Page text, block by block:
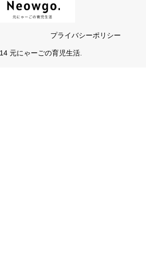
プライバシーポリシー
元にゃーごの育児生活.